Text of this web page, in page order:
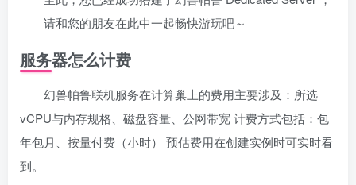
请和您的朋友在此中一起畅快游玩吧～
服务器怎么计费
幻兽帕鲁联机服务在计算巢上的费用主要涉及：所选
vCPU与内存规格、磁盘容量、公网带宽 计费方式包括：包
年包月、按量付费（小时） 预估费用在创建实例时可实时看
到。